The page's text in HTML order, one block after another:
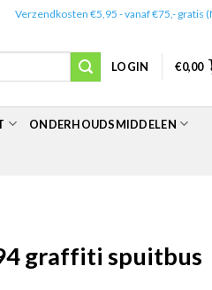
Verzendkosten €5,95 - vanaf €75,- gratis
LOGIN €0,00
ONDERHOUDSMIDDELEN
graffiti spuitbus